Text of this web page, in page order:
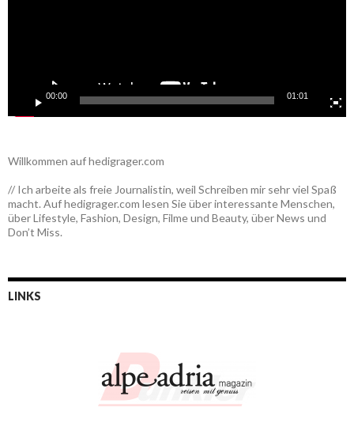
00:00 01:01
Willkommen auf hedigrager.com
// Ich arbeite als freie Journalistin, weil Schreiben mir sehr viel Spaß
macht. Auf hedigrager.com lesen Sie über interessante Menschen,
über Lifestyle, Fashion, Design, Filme und Beauty, über News und
Don’t Miss.
LINKS